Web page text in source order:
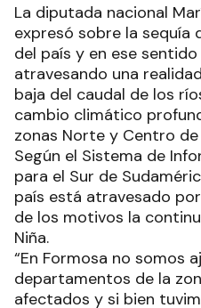
La diputada nacional
expresó sobre la
del país y en ese
atravesando una
baja del caudal de los
cambio climático
zonas Norte y Centro
Según el Sistema de
para el Sur de
país está atravesado
de los motivos la
Niña.
“En Formosa no somos
departamentos de la
afectados y si bien